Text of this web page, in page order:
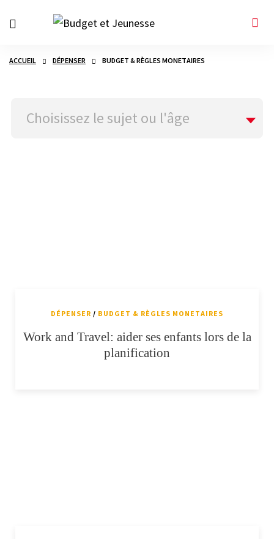
ACCUEIL DÉPENSER BUDGET & RÈGLES MONETAIRES
Choisissez le sujet ou l'âge
DÉPENSER / BUDGET & RÈGLES MONETAIRES
Work and Travel: aider ses enfants lors de la
planification